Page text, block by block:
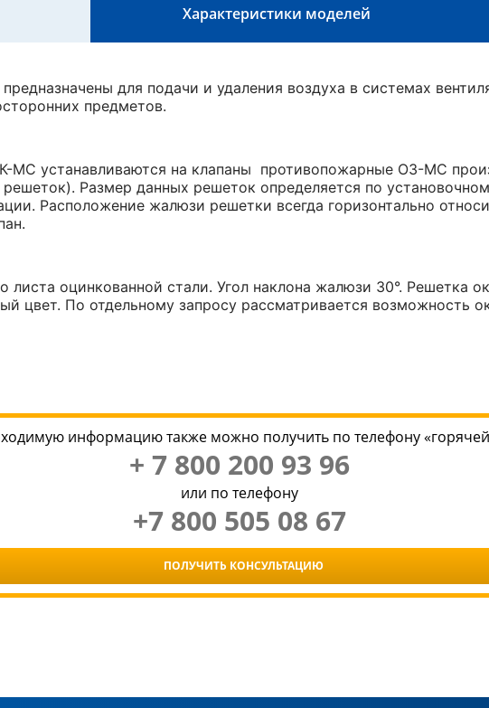
Характеристики моделей
для подачи и удаления воздуха в системах
предметов.
устанавливаются на клапаны противопожарные ОЗ-МС
Размер данных решеток определяется по
Расположение жалюзи решетки всегда горизонтально
листа оцинкованной стали. Угол наклона жалюзи 30°. Решетка
цвет. По отдельному запросу рассматривается возможность
информацию также можно получить по телефону
+ 7 800 200 93 96
или по телефону
+7 800 505 08 67
ПОЛУЧИТЬ КОНСУЛЬТАЦИЮ